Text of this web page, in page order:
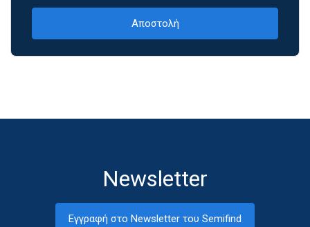
Newsletter
Εγγραφή στο Newsletter του Semifind